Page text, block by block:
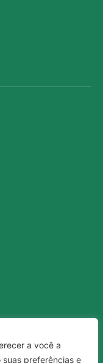
a você a
preferências e
2026